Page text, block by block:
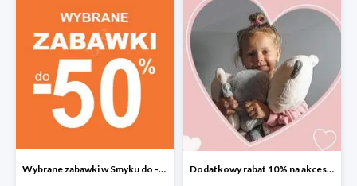
Wybrane zabawki w Smyku do -50% Dodatkowy rabat 10% na akcesoria dziecięce